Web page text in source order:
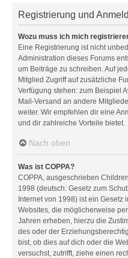
Registrierung und
Wozu muss ich mich
Eine Registrierung ist nicht
Administration dieses Forums
um Beiträge zu schreiben. Auf
Mitglied Zugriff auf zusätzliche
Verfügung stehen: zum Beispiel
Mail-Versand an andere
weiter. Wir empfehlen dir eine
und dir zahlreiche Vorteile bietet.
Nach oben
Was ist COPPA?
COPPA, ausgeschrieben
1998 (deutsch: Gesetz zum
Internet von 1998) ist ein Gesetz
Websites, die möglicherweise
Jahren erheben, hierzu die
des oder der
bist, ob dies auf dich oder die
versuchst, zutrifft, ziehe einen